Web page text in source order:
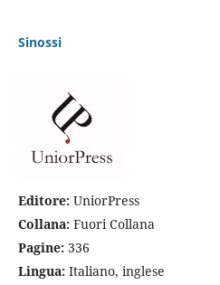
Sinossi
Editore:UniorPress
Collana:Fuori Collana
Pagine: 336
Lingua:Italiano, inglese